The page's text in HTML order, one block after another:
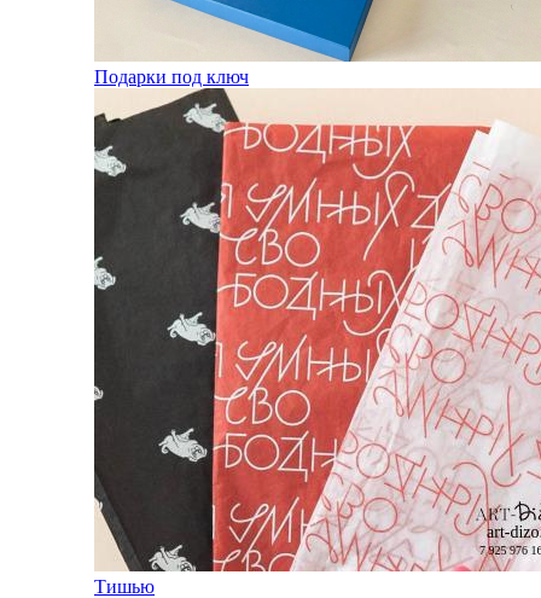
Подарки под ключ
Тишью